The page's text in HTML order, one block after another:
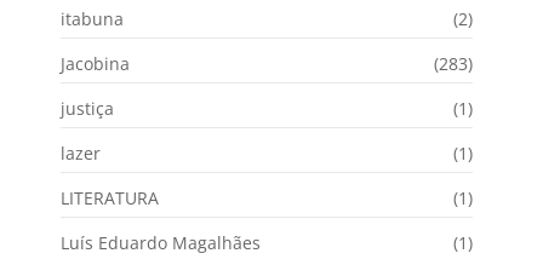
itabuna
(2)
Jacobina
(283)
justiça
(1)
lazer
(1)
LITERATURA
(1)
Luís Eduardo Magalhães
(1)